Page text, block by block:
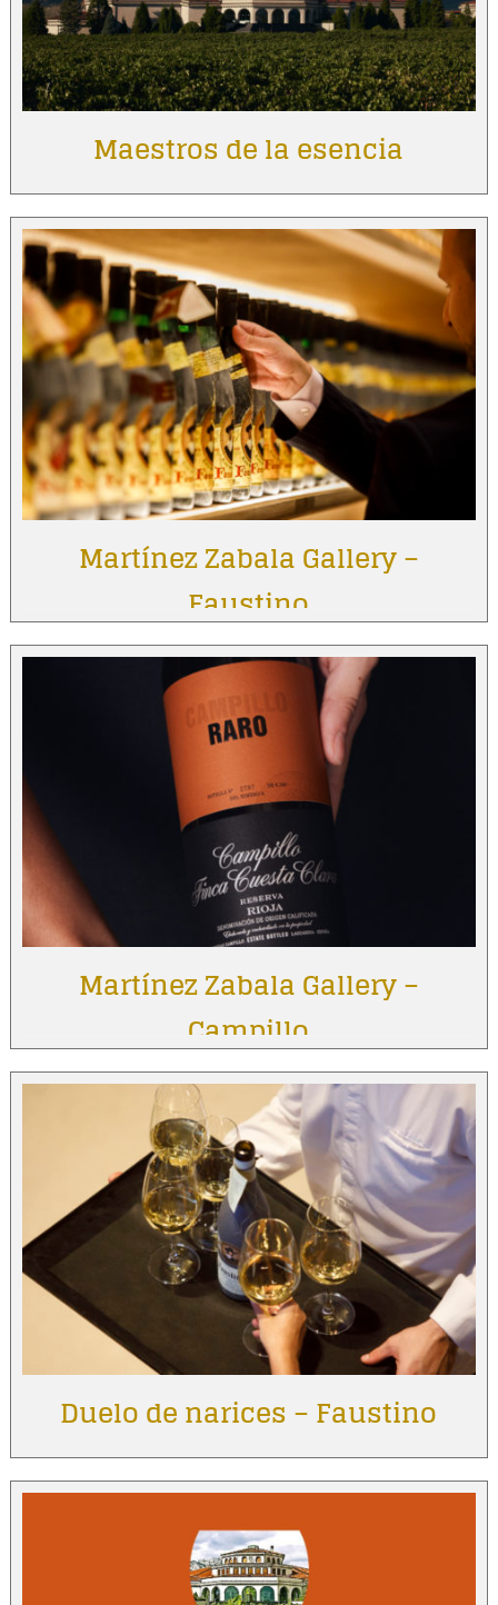
Maestros de la esencia
Martínez Zabala Gallery –
Faustino
Martínez Zabala Gallery –
Campillo
Duelo de narices – Faustino